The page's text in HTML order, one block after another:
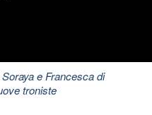
e Francesca di
troniste